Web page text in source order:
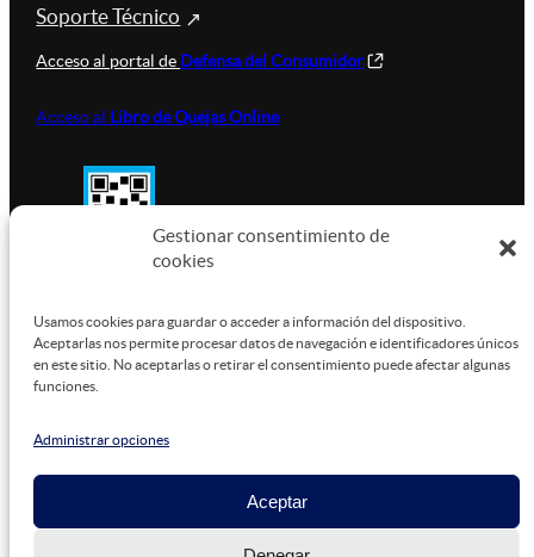
Gestionar consentimiento de
cookies
Usamos cookies para guardar o acceder a información del dispositivo.
Aceptarlas nos permite procesar datos de navegación e identificadores únicos
en este sitio. No aceptarlas o retirar el consentimiento puede afectar algunas
funciones.
Administrar opciones
Aceptar
Soporte Técnico
Acceso al portal de Defensa del Consumidor
Acceso al Libro de Quejas Online
SUSTENTABILIDAD
© 2026